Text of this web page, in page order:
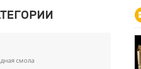
смола